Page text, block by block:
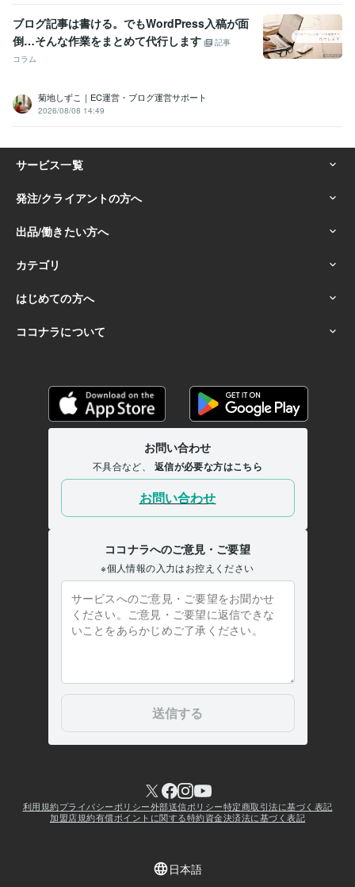
ブログ記事は書ける。でもWordPress入稿が面
倒…そんな作業をまとめて代行します
記事
コラム
菊地しずこ｜EC運営・ブログ運営サポート
2026/08/08 14:49